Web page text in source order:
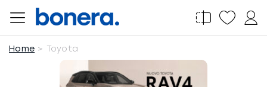
Salta
contenuto
Home Toyota